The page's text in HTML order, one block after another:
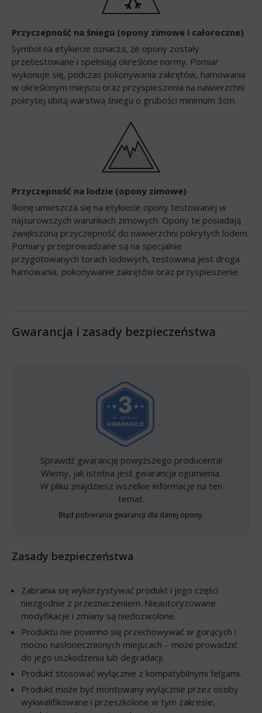
Przyczepność na śniegu (opony zimowe i całoroczne)
Symbol na etykiecie oznacza, że opony zostały
przetestowane i spełniają określone normy. Pomiar
wykonuje się, podczas pokonywania zakrętów, hamowania
w określonym miejscu oraz przyspieszenia na nawierzchni
pokrytej ubitą warstwą śniegu o grubości minimum 3cm.
Przyczepność na lodzie (opony zimowe)
Ikonę umieszcza się na etykiecie opony testowanej w
najsurowszych warunkach zimowych. Opony te posiadają
zwiększoną przyczepność do nawierzchni pokrytych lodem.
Pomiary przeprowadzane są na specjalnie
przygotowanych torach lodowych, testowana jest droga
hamowania, pokonywanie zakrętów oraz przyspieszenie.
Gwarancja i zasady bezpieczeństwa
Sprawdź gwarancję powyższego producenta!
Wiemy, jak istotna jest gwarancja ogumienia.
W pliku znajdziesz wszelkie informacje na ten
temat.
Błąd pobierania gwarancji dla danej opony.
Zasady bezpieczeństwa
Zabrania się wykorzystywać produkt i jego części
niezgodnie z przeznaczeniem. Nieautoryzowane
modyfikacje i zmiany są niedozwolone.
Produktu nie powinno się przechowywać w gorących i
mocno nasłonecznionych miejscach – może prowadzić
do jego uszkodzenia lub degradacji.
Produkt stosować wyłącznie z kompatybilnymi felgami.
Produkt może być montowany wyłącznie przez osoby
wykwalifikowane i przeszkolone w tym zakresie,